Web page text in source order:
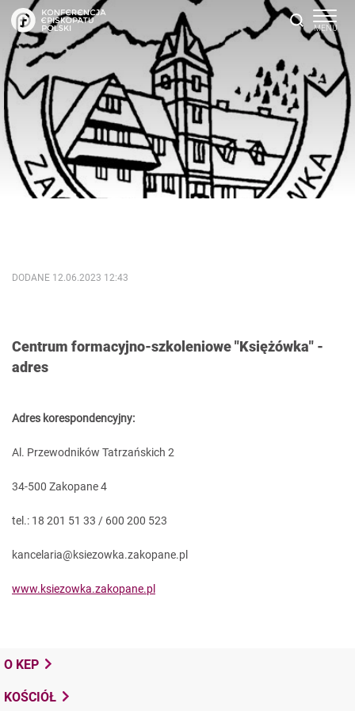
Centrum formacyjno-szkoleniowe "Księżówka" -
adres
DODANE 12.06.2023 12:43
Adres korespondencyjny:
Al. Przewodników Tatrzańskich 2
34-500 Zakopane 4
tel.: 18 201 51 33 / 600 200 523
kancelaria@ksiezowka.zakopane.pl
www.ksiezowka.zakopane.pl
O KEP
KOŚCIÓŁ